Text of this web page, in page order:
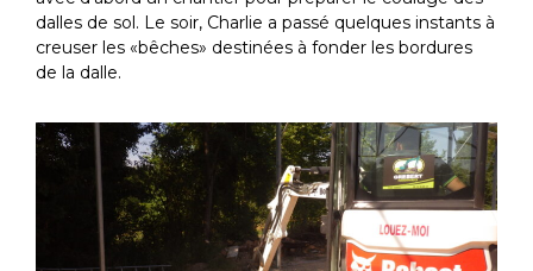
dalles de sol. Le soir, Charlie a passé quelques instants à
creuser les «bêches» destinées à fonder les bordures
de la dalle.